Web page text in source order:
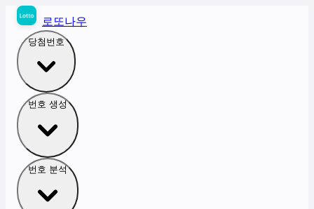
로또나우
당첨번호
번호 생성
번호 분석